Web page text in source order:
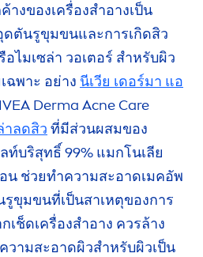
างของเครื่องสำอางเป็น
ตันรูขุมขนและการเกิดสิว
อไมเซล่า วอเตอร์ สำหรับผิว
ฉพาะ อย่าง นีเวีย เดอร์มา แอ
Derma Acne Care
าลดสิว ที่มีส่วนผสมของ
ท์บริสุทธิ์ 99% แมกโนเลีย
น ช่วยทำความสะอาดเมคอัพ
ขุมขนที่เป็นสาเหตุของการ
เช็ดเครื่องสำอาง ควรล้าง
วามสะอาดผิวสำหรับผิวเป็น